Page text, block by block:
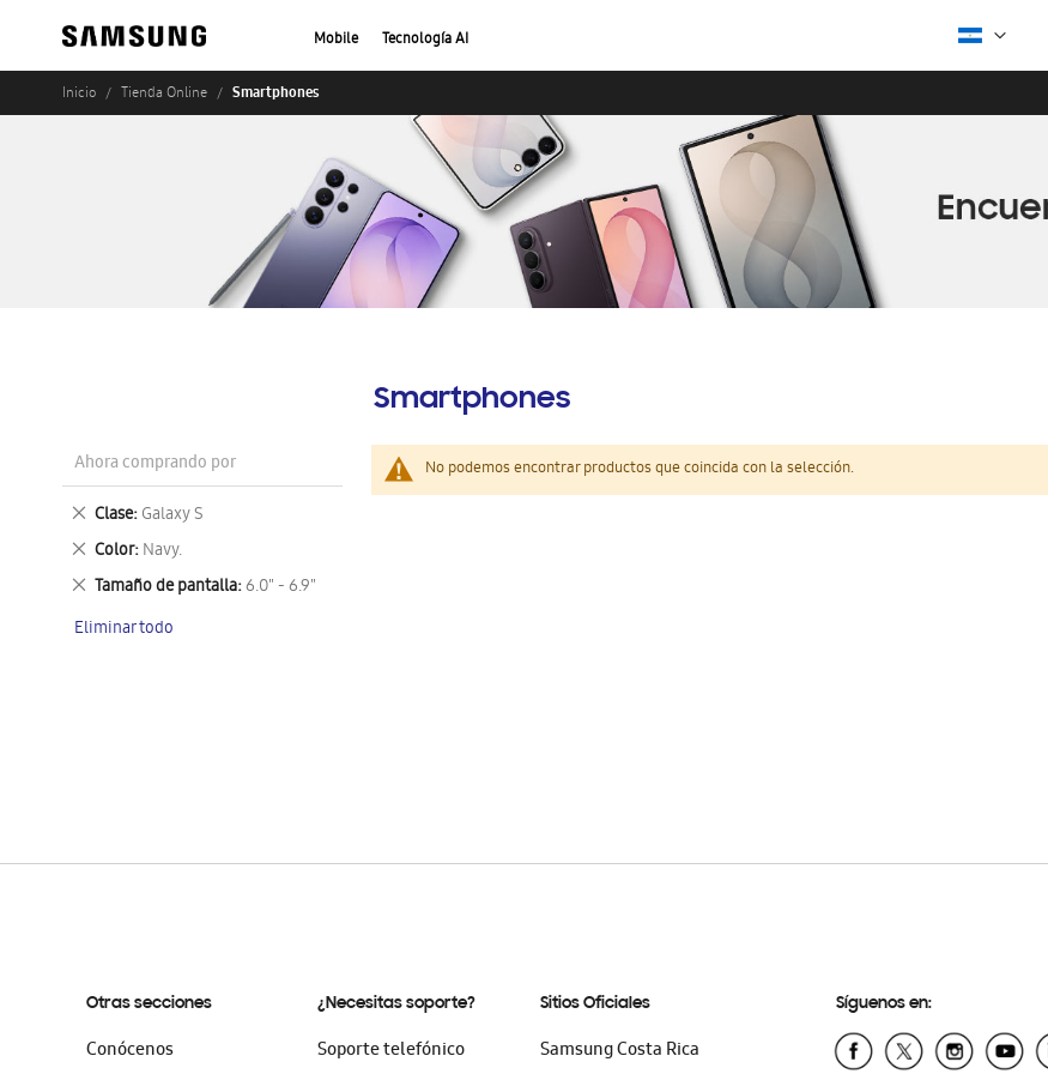
Mobile Tecnología AI
Inicio Tienda Online Smartphones
Smartphones
No podemos encontrar productos que coincida con la selección.
Ahora comprando por
Clase Galaxy S
Eliminar
este
artículo
Color Navy.
Eliminar
este
artículo
Tamaño de pantalla 6.0" - 6.9"
Eliminar
artículo
Eliminar todo
Otras secciones
Conócenos
¿Necesitas soporte?
Soporte telefónico
Sitios Oficiales
Samsung Costa Rica
Síguenos en: